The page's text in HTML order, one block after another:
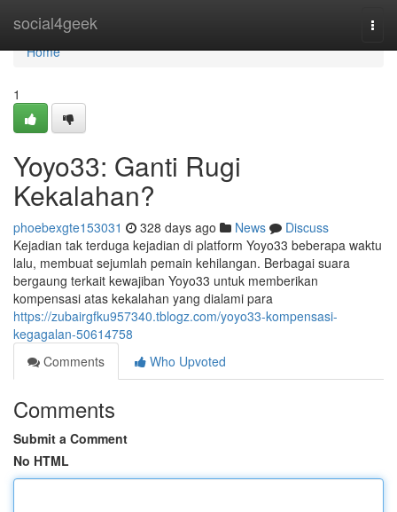
social4geek
Home
Home
1
Yoyo33: Ganti Rugi
Kekalahan?
phoebexgte153031 328 days ago News
Discuss
Kejadian tak terduga kejadian di platform Yoyo33 beberapa waktu
lalu, membuat sejumlah pemain kehilangan. Berbagai suara
bergaung terkait kewajiban Yoyo33 untuk memberikan
kompensasi atas kekalahan yang dialami para
https://zubairgfku957340.tblogz.com/yoyo33-kompensasi-
kegagalan-50614758
Comments
Who Upvoted
Comments
Submit a Comment
No HTML